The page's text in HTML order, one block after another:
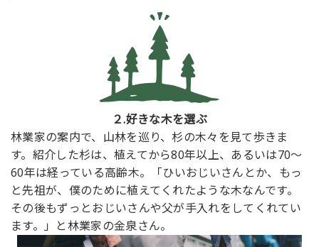
２.好きな木を選ぶ
林業家の案内で、山林を巡り、杉の木々を見て歩きま
す。紹介した杉は、植えてから80年以上、あるいは70～
60年は経っている高齢木。「ひいおじいさんとか、もっ
と先祖が、僕のために植えてくれたような木なんです。
その後もずっとおじいさんや父が手入れをしてくれてい
ます。」と林業家の金泉さん。